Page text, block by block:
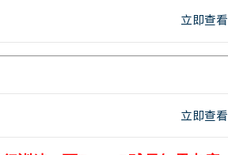
立即查看
立即查看